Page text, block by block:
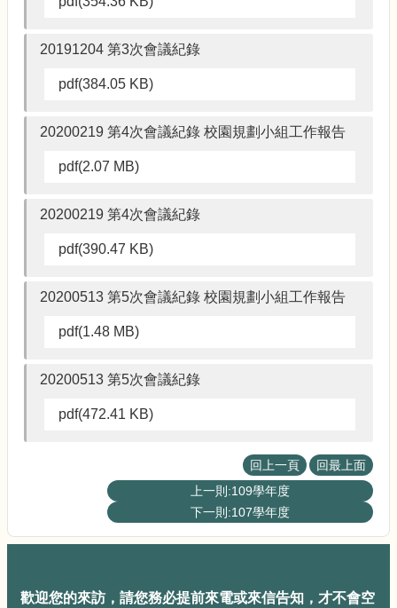
20191204 第3次會議紀錄
pdf(384.05 KB)
20200219 第4次會議紀錄 校園規劃小組工作報告
pdf(2.07 MB)
20200219 第4次會議紀錄
pdf(390.47 KB)
20200513 第5次會議紀錄 校園規劃小組工作報告
pdf(1.48 MB)
20200513 第5次會議紀錄
pdf(472.41 KB)
回上一頁
回最上面
上一則:109學年度
下一則:107學年度
歡迎您的來訪，請您務必提前來電或來信告知，才不會空